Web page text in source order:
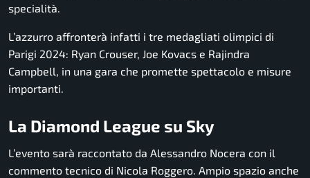
specialità.
L’azzurro affronterà infatti i tre medagliati olimpici di
Parigi 2024: Ryan Crouser, Joe Kovacs e Rajindra
Campbell, in una gara che promette spettacolo e misure
importanti.
La Diamond League su Sky
L’evento sarà raccontato da Alessandro Nocera con il
commento tecnico di Nicola Roggero. Ampio spazio anche